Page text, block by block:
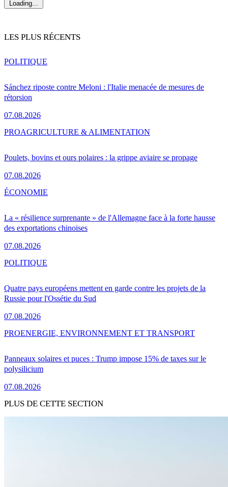
Loading...
LES PLUS RÉCENTS
Sánchez riposte contre Meloni : l'Italie menacée de mesures de
rétorsion
07.08.2026
POLITIQUE
Poulets, bovins et ours polaires : la grippe aviaire se propage
07.08.2026
PROAGRICULTURE & ALIMENTATION
La « résilience surprenante » de l'Allemagne face à la forte hausse
des exportations chinoises
07.08.2026
ÉCONOMIE
Quatre pays européens mettent en garde contre les projets de la
Russie pour l'Ossétie du Sud
07.08.2026
POLITIQUE
Panneaux solaires et puces : Trump impose 15% de taxes sur le
polysilicium
07.08.2026
PROENERGIE, ENVIRONNEMENT ET TRANSPORT
PLUS DE CETTE SECTION